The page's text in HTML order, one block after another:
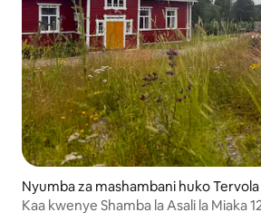
Nyumba za mashambani huko Tervola
Kaa kwenye Shamba la Asali la Miaka